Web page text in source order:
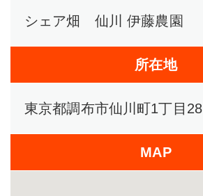
シェア畑 仙川 伊藤農園
所在地
東京都調布市仙川町1丁目28
MAP